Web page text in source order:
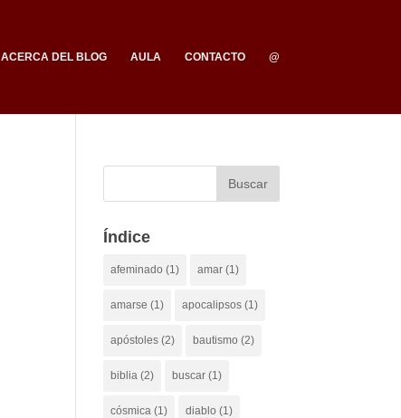
ACERCA DEL BLOG AULA CONTACTO @
Índice
afeminado (1) amar (1)
amarse (1) apocalipsos (1)
apóstoles (2) bautismo (2)
biblia (2) buscar (1)
cósmica (1) diablo (1)